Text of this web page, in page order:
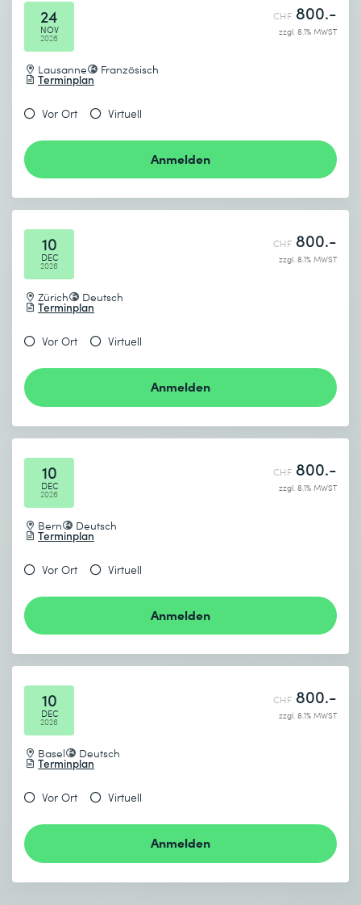
24
NOV
2026
Lausanne Französisch
Terminplan
CHF 800.-
zzgl. 8.1% MWST
Vor Ort Virtuell
Anmelden
10
DEC
2026
Zürich Deutsch
Terminplan
CHF 800.-
zzgl. 8.1% MWST
Vor Ort Virtuell
Anmelden
10
DEC
2026
Bern Deutsch
Terminplan
CHF 800.-
zzgl. 8.1% MWST
Vor Ort Virtuell
Anmelden
10
DEC
2026
Basel Deutsch
Terminplan
CHF 800.-
zzgl. 8.1% MWST
Vor Ort Virtuell
Anmelden